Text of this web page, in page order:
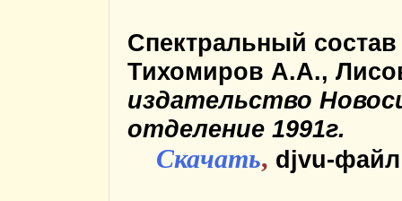
Спектральный
Тихомиров А.А.,
издательство
отделение 1991г.
Скачать, djvu-